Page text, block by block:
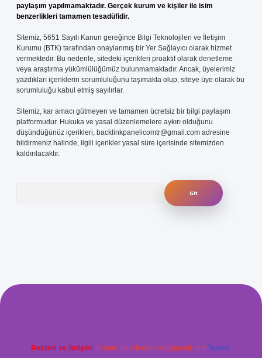
paylaşım yapılmamaktadır. Gerçek kurum ve kişiler ile isim
benzerlikleri tamamen tesadüfidir.
Sitemiz, 5651 Sayılı Kanun gereğince Bilgi Teknolojileri ve İletişim
Kurumu (BTK) tarafından onaylanmış bir Yer Sağlayıcı olarak hizmet
vermektedir. Bu nedenle, sitedeki içerikleri proaktif olarak denetleme
veya araştırma yükümlülüğümüz bulunmamaktadır. Ancak, üyelerimiz
yazdıkları içeriklerin sorumluluğunu taşımakta olup, siteye üye olarak bu
sorumluluğu kabul etmiş sayılırlar.
Sitemiz, kar amacı gütmeyen ve tamamen ücretsiz bir bilgi paylaşım
platformudur. Hukuka ve yasal düzenlemelere aykırı olduğunu
düşündüğünüz içerikleri, backlinkpanelicomtr@gmail.com adresine
bildirmeniz halinde, ilgili içerikler yasal süre içerisinde sitemizden
kaldırılacaktır.
mi
Reklam ve İletişim: E-mail: backlinkpaneli@gmail.com Teams: